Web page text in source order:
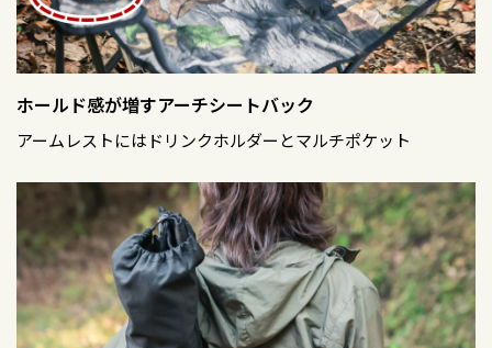
ホールド感が増すアーチシートバック
アームレストにはドリンクホルダーとマルチポケット